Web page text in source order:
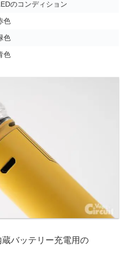
のコンディション
色
色
色
バッテリー充電用の